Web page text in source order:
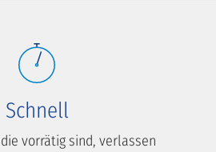
Schnell
vorrätig sind, verlassen